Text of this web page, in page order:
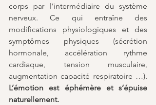
corps par l’intermédiaire du système
nerveux. Ce qui entraîne des
modifications physiologiques et des
symptômes physiques (sécrétion
hormonale, accélération rythme
cardiaque, tension musculaire,
L’émotion est éphémère et s’épuise
naturellement.